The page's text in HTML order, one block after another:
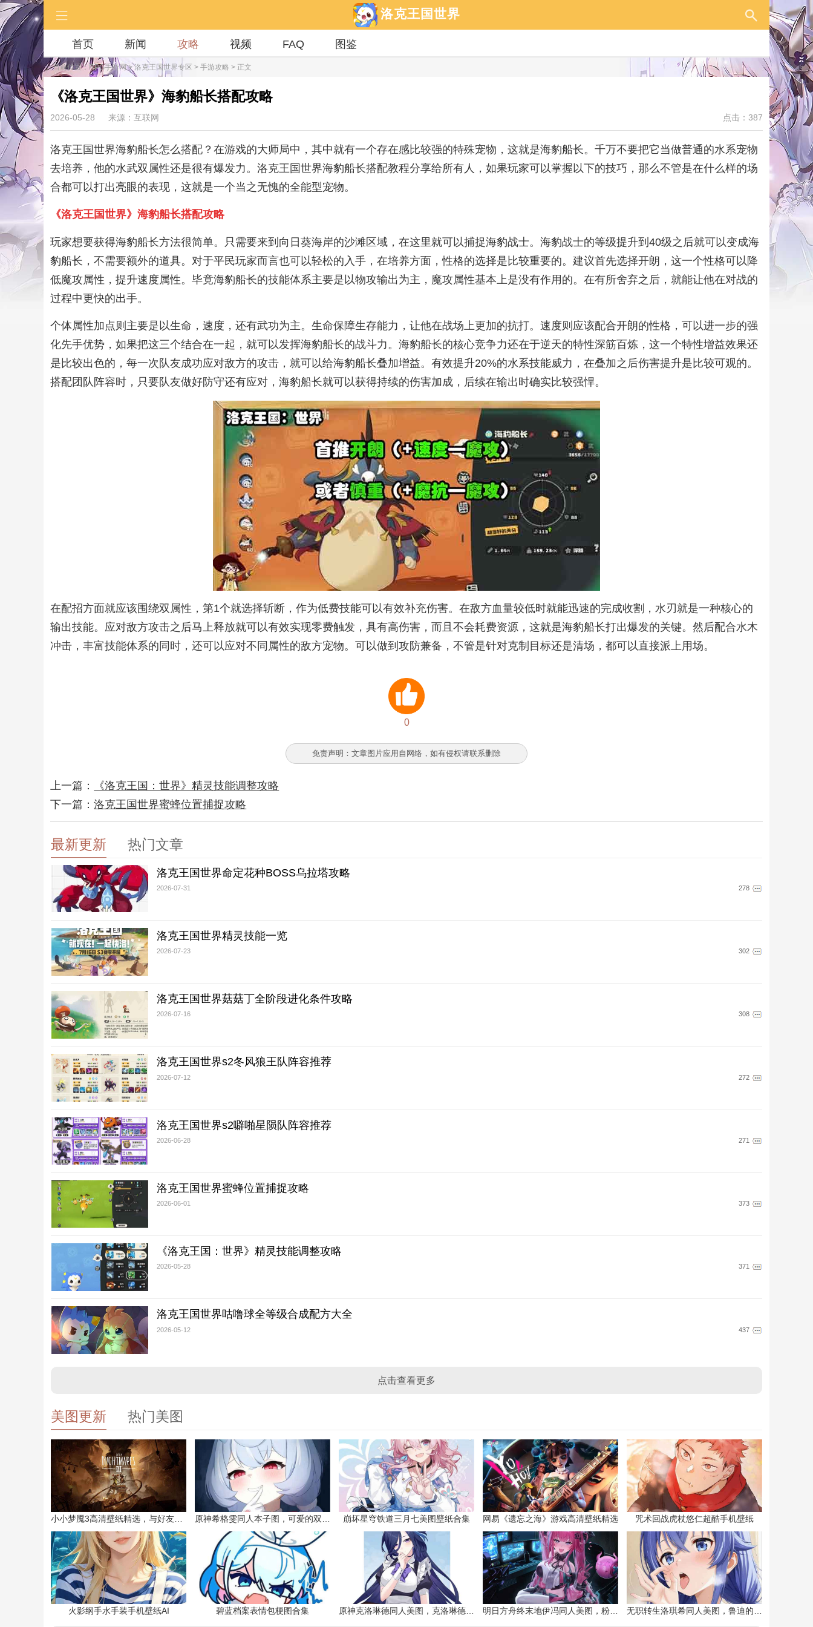
洛克王国世界
首页 新闻 攻略 视频 FAQ 图鉴
当前位置：RPG手游网>洛克王国世界专区 > 手游攻略 > 正文
《洛克王国世界》海豹船长搭配攻略
2026-05-28 来源：互联网 点击：387
洛克王国世界海豹船长怎么搭配？在游戏的大师局中，其中就有一个存在感比较强的特殊宠物，这就是海豹船长。千万不要把它当做普通的水系宠物
去培养，他的水武双属性还是很有爆发力。洛克王国世界海豹船长搭配教程分享给所有人，如果玩家可以掌握以下的技巧，那么不管是在什么样的场
合都可以打出亮眼的表现，这就是一个当之无愧的全能型宠物。
《洛克王国世界》海豹船长搭配攻略
玩家想要获得海豹船长方法很简单。只需要来到向日葵海岸的沙滩区域，在这里就可以捕捉海豹战士。海豹战士的等级提升到40级之后就可以变成海
豹船长，不需要额外的道具。对于平民玩家而言也可以轻松的入手，在培养方面，性格的选择是比较重要的。建议首先选择开朗，这一个性格可以降
低魔攻属性，提升速度属性。毕竟海豹船长的技能体系主要是以物攻输出为主，魔攻属性基本上是没有作用的。在有所舍弃之后，就能让他在对战的
过程中更快的出手。
个体属性加点则主要是以生命，速度，还有武功为主。生命保障生存能力，让他在战场上更加的抗打。速度则应该配合开朗的性格，可以进一步的强
化先手优势，如果把这三个结合在一起，就可以发挥海豹船长的战斗力。海豹船长的核心竞争力还在于逆天的特性深筋百炼，这一个特性增益效果还
是比较出色的，每一次队友成功应对敌方的攻击，就可以给海豹船长叠加增益。有效提升20%的水系技能威力，在叠加之后伤害提升是比较可观的。
搭配团队阵容时，只要队友做好防守还有应对，海豹船长就可以获得持续的伤害加成，后续在输出时确实比较强悍。
在配招方面就应该围绕双属性，第1个就选择斩断，作为低费技能可以有效补充伤害。在敌方血量较低时就能迅速的完成收割，水刃就是一种核心的
输出技能。应对敌方攻击之后马上释放就可以有效实现零费触发，具有高伤害，而且不会耗费资源，这就是海豹船长打出爆发的关键。然后配合水木
冲击，丰富技能体系的同时，还可以应对不同属性的敌方宠物。可以做到攻防兼备，不管是针对克制目标还是清场，都可以直接派上用场。
0
免责声明：文章图片应用自网络，如有侵权请联系删除
上一篇：
《洛克王国：世界》精灵技能调整攻略
下一篇：洛克王国世界蜜蜂位置捕捉攻略
最新更新 热门文章
洛克王国世界命定花种BOSS乌拉塔攻略
2026-07-31 278
洛克王国世界精灵技能一览
2026-07-23 302
洛克王国世界菇菇丁全阶段进化条件攻略
2026-07-16 308
洛克王国世界s2冬风狼王队阵容推荐
2026-07-12 272
洛克王国世界s2噼啪星陨队阵容推荐
2026-06-28 271
洛克王国世界蜜蜂位置捕捉攻略
2026-06-01 373
《洛克王国：世界》精灵技能调整攻略
2026-05-28 371
洛克王国世界咕噜球全等级合成配方大全
2026-05-12 437
点击查看更多
美图更新 热门美图
崩坏星穹铁道三月七美图壁纸合集 网易《遗忘之海》游戏高清壁纸精选 咒术回战虎杖悠仁超酷手机壁纸
火影纲手水手装手机壁纸AI 碧蓝档案表情包梗图合集 原神克洛琳德同人美图，克洛琳德战败会怎样 明日方舟终末地伊冯同人美图，粉毛恶魔伊冯